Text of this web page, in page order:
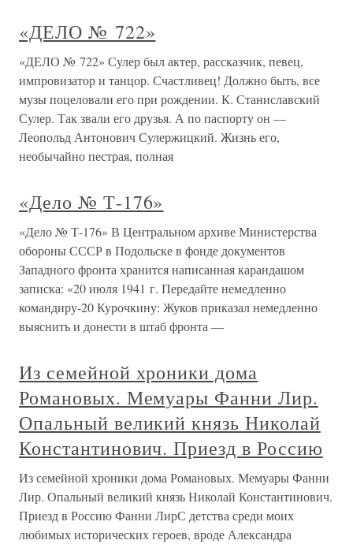
«ДЕЛО № 722»
«ДЕЛО № 722» Сулер был актер, рассказчик, певец,
импровизатор и танцор. Счастливец! Должно быть, все
музы поцеловали его при рождении. К. Станиславский
Сулер. Так звали его друзья. А по паспорту он —
Леопольд Антонович Сулержицкий. Жизнь его,
необычайно пестрая, полная
«Дело № Т-176»
«Дело № Т-176» В Центральном архиве Министерства
обороны СССР в Подольске в фонде документов
Западного фронта хранится написанная карандашом
записка: «20 июля 1941 г. Передайте немедленно
командиру-20 Курочкину: Жуков приказал немедленно
выяснить и донести в штаб фронта —
Из семейной хроники дома
Романовых. Мемуары Фанни Лир.
Опальный великий князь Николай
Константинович. Приезд в Россию
Из семейной хроники дома Романовых. Мемуары Фанни
Лир. Опальный великий князь Николай Константинович.
Приезд в Россию Фанни ЛирС детства среди моих
любимых исторических героев, вроде Александра